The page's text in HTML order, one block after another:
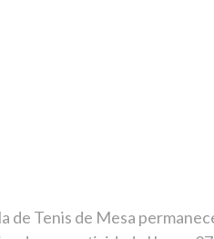
de Tenis de Mesa